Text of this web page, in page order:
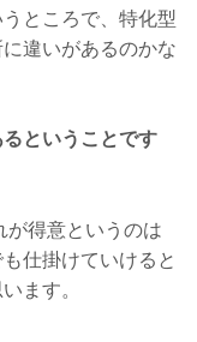
ところで、特化型
違いがあるのかな
ということです
得意というのは
仕掛けていけると
ます。